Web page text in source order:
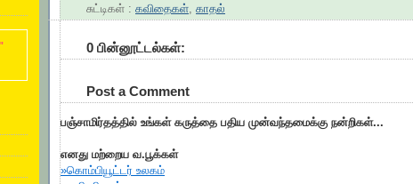
சுட்டிகள் : கவிதைகள் காதல்
0 பின்னூட்டல்கள்:
Post a Comment
பஞ்சாமிர்தத்தில் உங்கள் கருத்தை பதிய முன்வந்தமைக்கு நன்றிகள்...
எனது மற்றைய வ.பூக்கள்
»கொம்பியூட்டர் உலகம்